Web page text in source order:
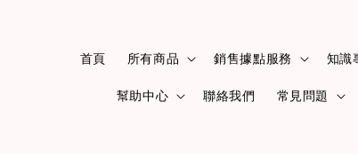
首頁 所有商品 銷售據點服務 知識
幫助中心 聯絡我們 常見問題